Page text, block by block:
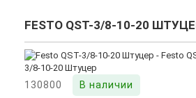
FESTO QST-3/8-10-20
130800 В наличии